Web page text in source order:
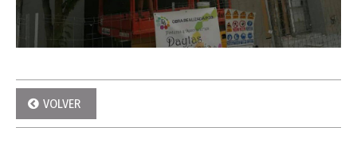
VOLVER